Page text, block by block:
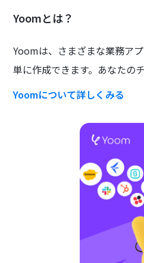
Yoomとは？
Yoomは、さまざまな業務ア
単に作成できます。あなたの
Yoomについて詳しくみる